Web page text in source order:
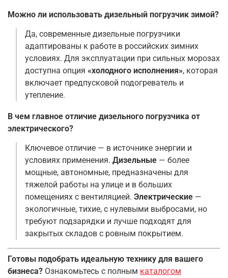
Можно ли использовать дизельный погрузчик зимой?
Да, современные дизельные погрузчики
адаптированы к работе в российских зимних
условиях. Для эксплуатации при сильных морозах
доступна опция «холодного исполнения», которая
включает предпусковой подогреватель и
утепление.
В чем главное отличие дизельного погрузчика от
электрического?
Ключевое отличие — в источнике энергии и
условиях применения. Дизельные — более
мощные, автономные, предназначены для
тяжелой работы на улице и в больших
помещениях с вентиляцией. Электрические —
экологичные, тихие, с нулевыми выбросами, но
требуют подзарядки и лучше подходят для
закрытых складов с ровным покрытием.
Готовы подобрать идеальную технику для вашего
бизнеса? Ознакомьтесь с полным каталогом